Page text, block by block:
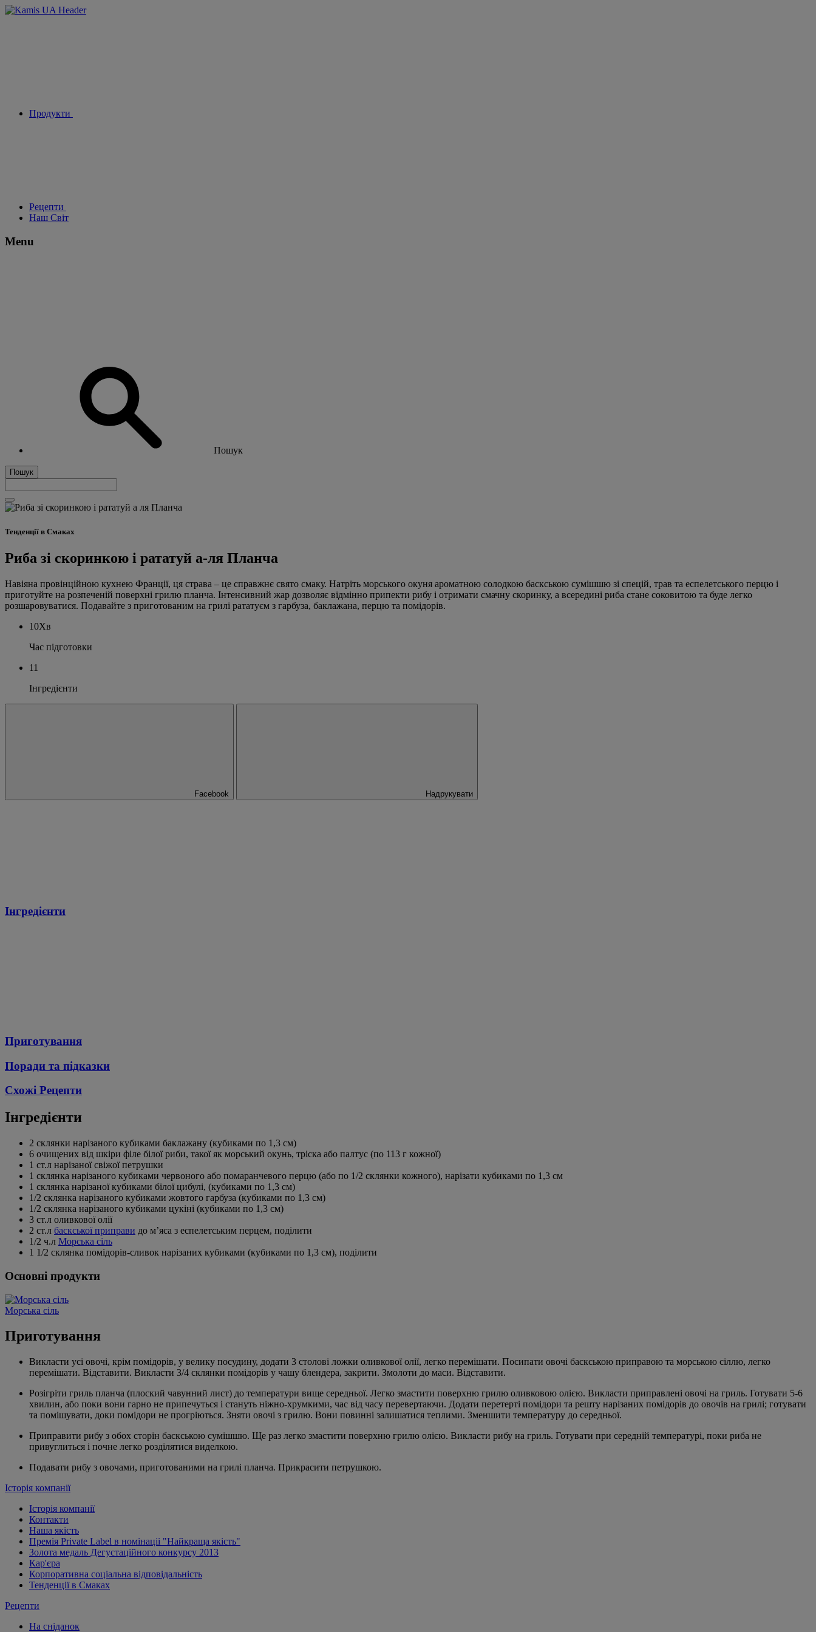
Продукти
Рецепти
Наш Світ
Menu
Пошук
Пошук
Тенденції в Смаках
Риба зі скоринкою і рататуй а-ля Планча
Навіяна провінційною кухнею Франції, ця страва – це справжнє свято смаку. Натріть морського окуня ароматною солодкою баскською сумішшю зі спецій, трав та еспелетського перцю і
приготуйте на розпеченій поверхні грилю планча. Інтенсивний жар дозволяє відмінно припекти рибу і отримати смачну скоринку, а всередині риба стане соковитою та буде легко
розшаровуватися. Подавайте з приготованим на грилі рататуєм з гарбуза, баклажана, перцю та помідорів.
10Хв
Час підготовки
11
Інгредієнти
Facebook Надрукувати
Інгредієнти
Приготування
Поради та підказки
Схожі Рецепти
Інгредієнти
2 склянки нарізаного кубиками баклажану (кубиками по 1,3 см)
6 очищених від шкіри філе білої риби, такої як морський окунь, тріска або палтус (по 113 г кожної)
1 ст.л нарізаної свіжої петрушки
1 склянка нарізаного кубиками червоного або помаранчевого перцю (або по 1/2 склянки кожного), нарізати кубиками по 1,3 см
1 склянка нарізаної кубиками білої цибулі, (кубиками по 1,3 см)
1/2 склянка нарізаного кубиками жовтого гарбуза (кубиками по 1,3 см)
1/2 склянка нарізаного кубиками цукіні (кубиками по 1,3 см)
3 ст.л оливкової олії
2 ст.л баскської приправи до м’яса з еспелетським перцем, поділити
1/2 ч.л Морська сіль
1 1/2 склянка помідорів-сливок нарізаних кубиками (кубиками по 1,3 см), поділити
Основні продукти
Морська сіль
Приготування
Викласти усі овочі, крім помідорів, у велику посудину, додати 3 столові ложки оливкової олії, легко перемішати. Посипати овочі баскською приправою та морською сіллю, легко
перемішати. Відставити. Викласти 3/4 склянки помідорів у чашу блендера, закрити. Змолоти до маси. Відставити.
Розігріти гриль планча (плоский чавунний лист) до температури вище середньої. Легко змастити поверхню грилю оливковою олією. Викласти приправлені овочі на гриль. Готувати 5-6
хвилин, або поки вони гарно не припечуться і стануть ніжно-хрумкими, час від часу перевертаючи. Додати перетерті помідори та решту нарізаних помідорів до овочів на грилі; готувати
та помішувати, доки помідори не прогріються. Зняти овочі з грилю. Вони повинні залишатися теплими. Зменшити температуру до середньої.
Приправити рибу з обох сторін баскською сумішшю. Ще раз легко змастити поверхню грилю олією. Викласти рибу на гриль. Готувати при середній температурі, поки риба не
привуглиться і почне легко розділятися виделкою.
Подавати рибу з овочами, приготованими на грилі планча. Прикрасити петрушкою.
Історія компанії
Історія компанії
Контакти
Наша якість
Премія Private Label в номінаціі "Найкраща якість"
Золота медаль Дегустаційного конкурсу 2013
Кар'єра
Корпоративна соціальна відповідальність
Тенденції в Смаках
Рецепти
На сніданок